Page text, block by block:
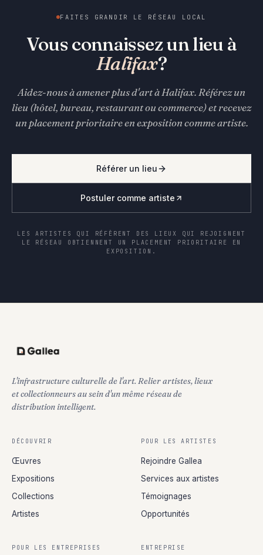
FAITES GRANDIR LE RÉSEAU LOCAL
Vous connaissez un lieu à
Halifax?
Aidez-nous à amener plus d'art à Halifax. Référez un
lieu (hôtel, bureau, restaurant ou commerce) et recevez
un placement prioritaire en exposition comme artiste.
Référer un lieu
Postuler comme artiste
LES ARTISTES QUI RÉFÈRENT DES LIEUX QUI REJOIGNENT
LE RÉSEAU OBTIENNENT UN PLACEMENT PRIORITAIRE EN
EXPOSITION.
L'infrastructure culturelle de l'art. Relier artistes, lieux
et collectionneurs au sein d'un même réseau de
distribution intelligent.
DÉCOUVRIR
Œuvres
Expositions
Collections
Artistes
POUR LES ARTISTES
Rejoindre Gallea
Services aux artistes
Témoignages
Opportunités
POUR LES ENTREPRISES ENTREPRISE